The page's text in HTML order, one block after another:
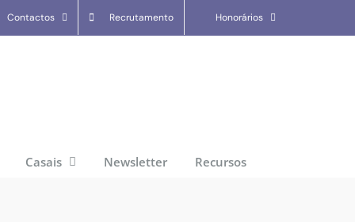
Contactos Recrutamento Honorários
Casais Newsletter Recursos